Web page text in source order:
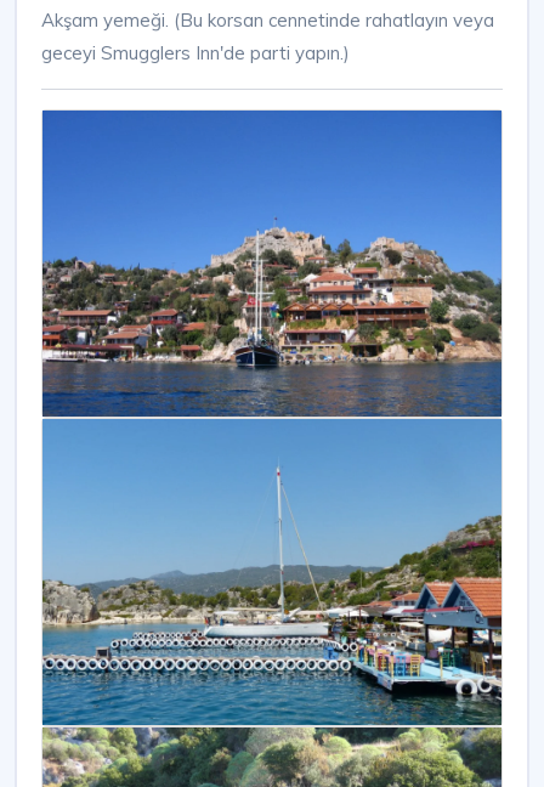
Akşam yemeği. (Bu korsan cennetinde rahatlayın veya
geceyi Smugglers Inn'de parti yapın.)